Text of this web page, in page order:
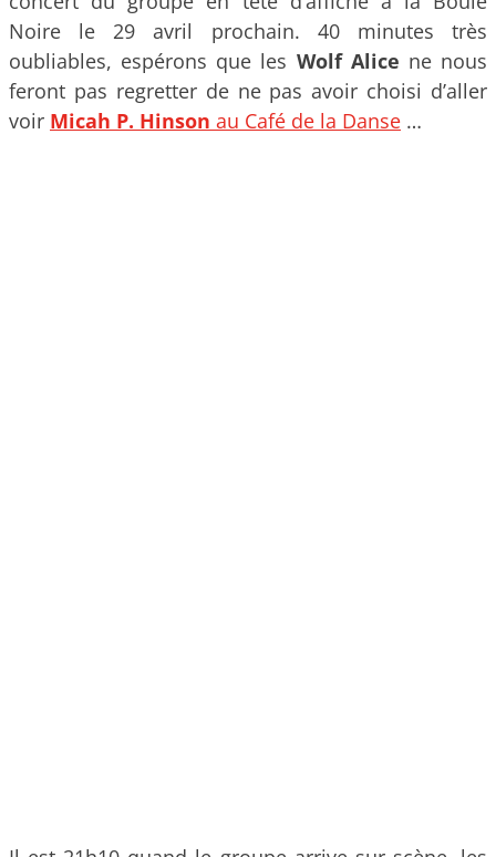
Noire le 29 avril prochain. 40 minutes très
oubliables, espérons que les Wolf Alice ne nous
feront pas regretter de ne pas avoir choisi d’aller
voir Micah P. Hinson au Café de la Danse …